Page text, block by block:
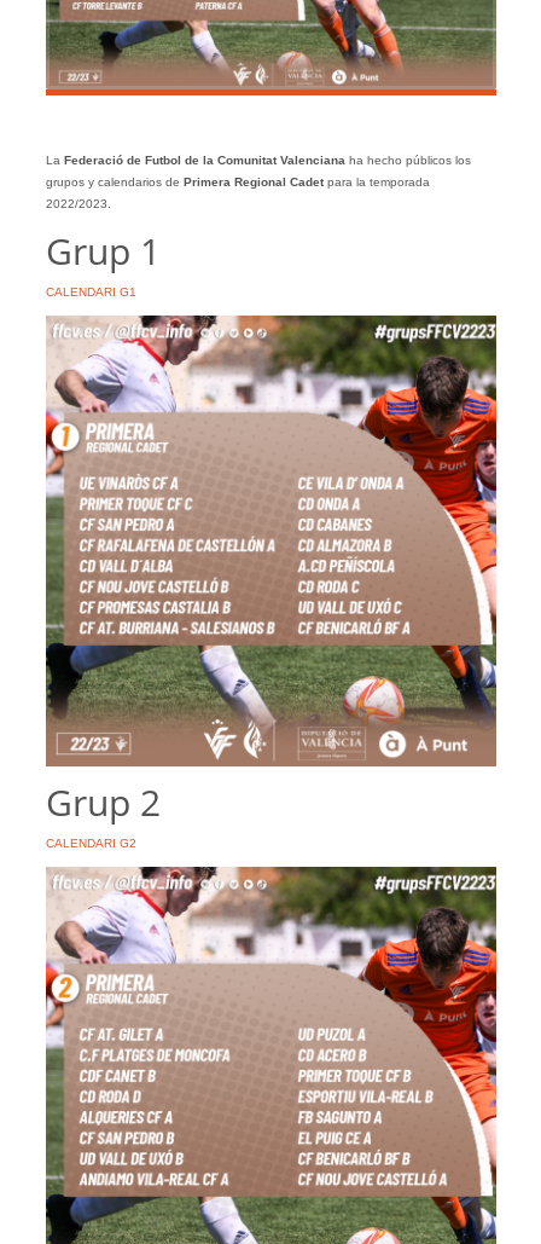
La Federació de Futbol de la Comunitat Valenciana ha hecho públicos los
grupos y calendarios de Primera Regional Cadetpara la temporada
2022/2023.
Grup 1
CALENDARI G1
Grup 2
CALENDARI G2